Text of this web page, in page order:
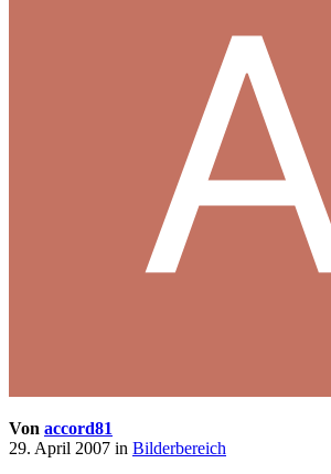
Von accord81
29. April 2007 in Bilderbereich